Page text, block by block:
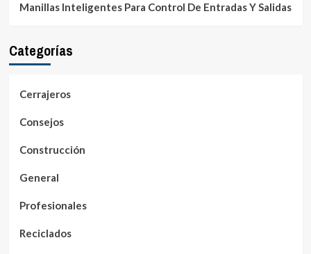
Manillas Inteligentes Para Control De Entradas Y Salidas
Categorías
Cerrajeros
Consejos
Construcción
General
Profesionales
Reciclados